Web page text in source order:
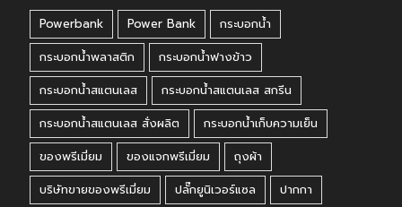
Powerbank Power Bank
กระบอกน้ำ
กระบอกน้ำพลาสติก
กระบอกน้ำฟางข้าว
กระบอกน้ำสแตนเลส
กระบอกน้ำสแตนเลส สกรีน
กระบอกน้ำสแตนเลส สั่งผลิต
กระบอกน้ำเก็บความเย็น
ของพรีเมี่ยม
ของแจกพรีเมี่ยม
ถุงผ้า
บริษัทขายของพรีเมี่ยม
ปลั๊กยูนิเวอร์แซล
ปากกา